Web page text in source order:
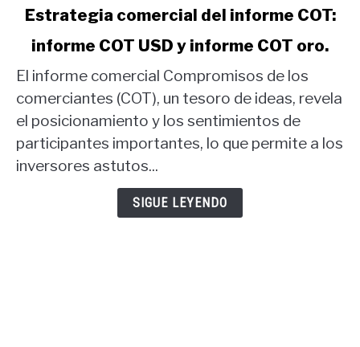
link
Estrategia
comercial
del
informe
COT:
informe
COT
Estrategia comercial del informe COT:
informe COT USD y informe COT oro.
El informe comercial Compromisos de los
comerciantes (COT), un tesoro de ideas, revela
el posicionamiento y los sentimientos de
participantes importantes, lo que permite a los
inversores astutos...
SIGUE LEYENDO